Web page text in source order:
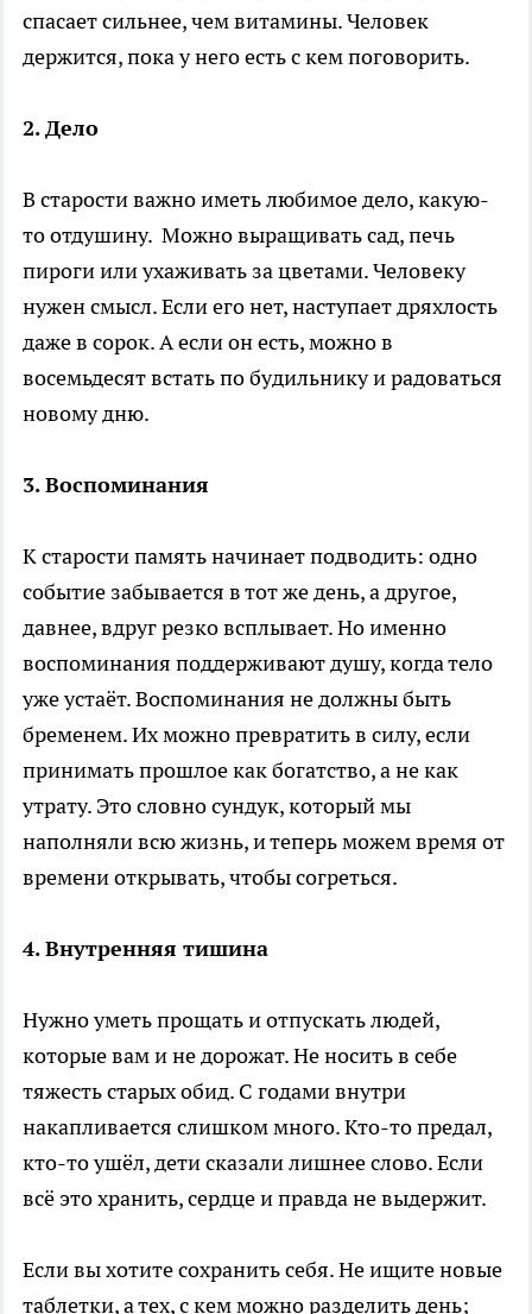
спасает сильнее, чем витамины. Человек
держится, пока у него есть с кем поговорить.
2. Дело
В старости важно иметь любимое дело, какую-
то отдушину. Можно выращивать сад, печь
пироги или ухаживать за цветами. Человеку
нужен смысл. Если его нет, наступает дряхлость
даже в сорок. А если он есть, можно в
восемьдесят встать по будильнику и радоваться
новому дню.
3. Воспоминания
К старости память начинает подводить: одно
событие забывается в тот же день, а другое,
давнее, вдруг резко всплывает. Но именно
воспоминания поддерживают душу, когда тело
уже устаёт. Воспоминания не должны быть
бременем. Их можно превратить в силу, если
принимать прошлое как богатство, а не как
утрату. Это словно сундук, который мы
наполняли всю жизнь, и теперь можем время от
времени открывать, чтобы согреться.
4. Внутренняя тишина
Нужно уметь прощать и отпускать людей,
которые вам и не дорожат. Не носить в себе
тяжесть старых обид. С годами внутри
накапливается слишком много. Кто-то предал,
кто-то ушёл, дети сказали лишнее слово. Если
всё это хранить, сердце и правда не выдержит.
Если вы хотите сохранить себя. Не ищите новые
таблетки, а тех, с кем можно разделить день;